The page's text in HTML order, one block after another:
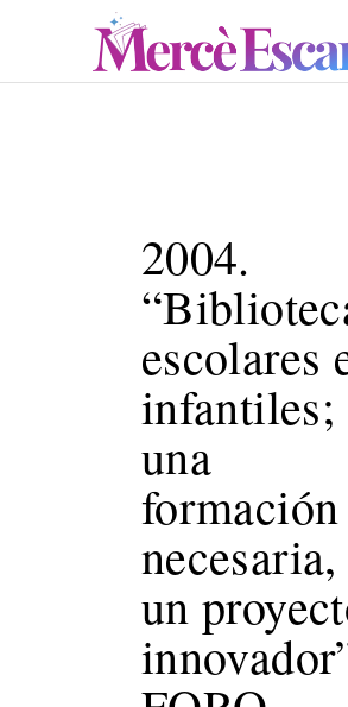
2004.
escolares
infantiles;
una
formación
necesaria,
un